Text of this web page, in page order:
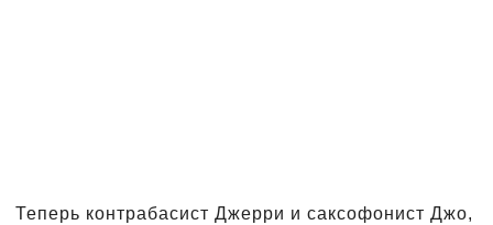
Теперь контрабасист Джерри и саксофонист Джо,